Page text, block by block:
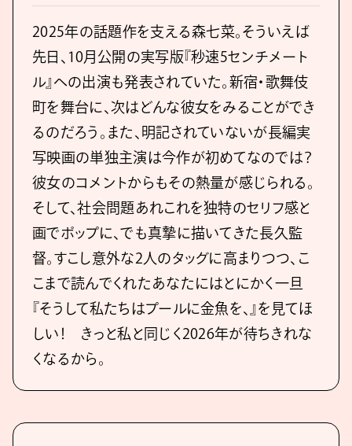
2025年の話題作を支える森七菜。そういえば
先日、10月公開の実写版『秒速5センチメート
ル』への出演も発表されていた。新宿・歌舞伎
町を舞台に、次はどんな彼女をみることができ
るのだろう。また、明記されていないが長編実
写映画の単独主演は今作が初めてなのでは？
彼女のコメントからもその熱量が感じられる。
そして、社会問題あれこれを独特のセリフ感と
画でポップに、でも真摯に描いてきた長久監
督。すこし意外な2人のタッグに高まりつつ、こ
こまで読んでくれたあなたにはとにかく一旦
『そうして私たちはプールに金魚を、』を見てほ
しい！ きっと私と同じく2026年が待ちきれな
くなるから。